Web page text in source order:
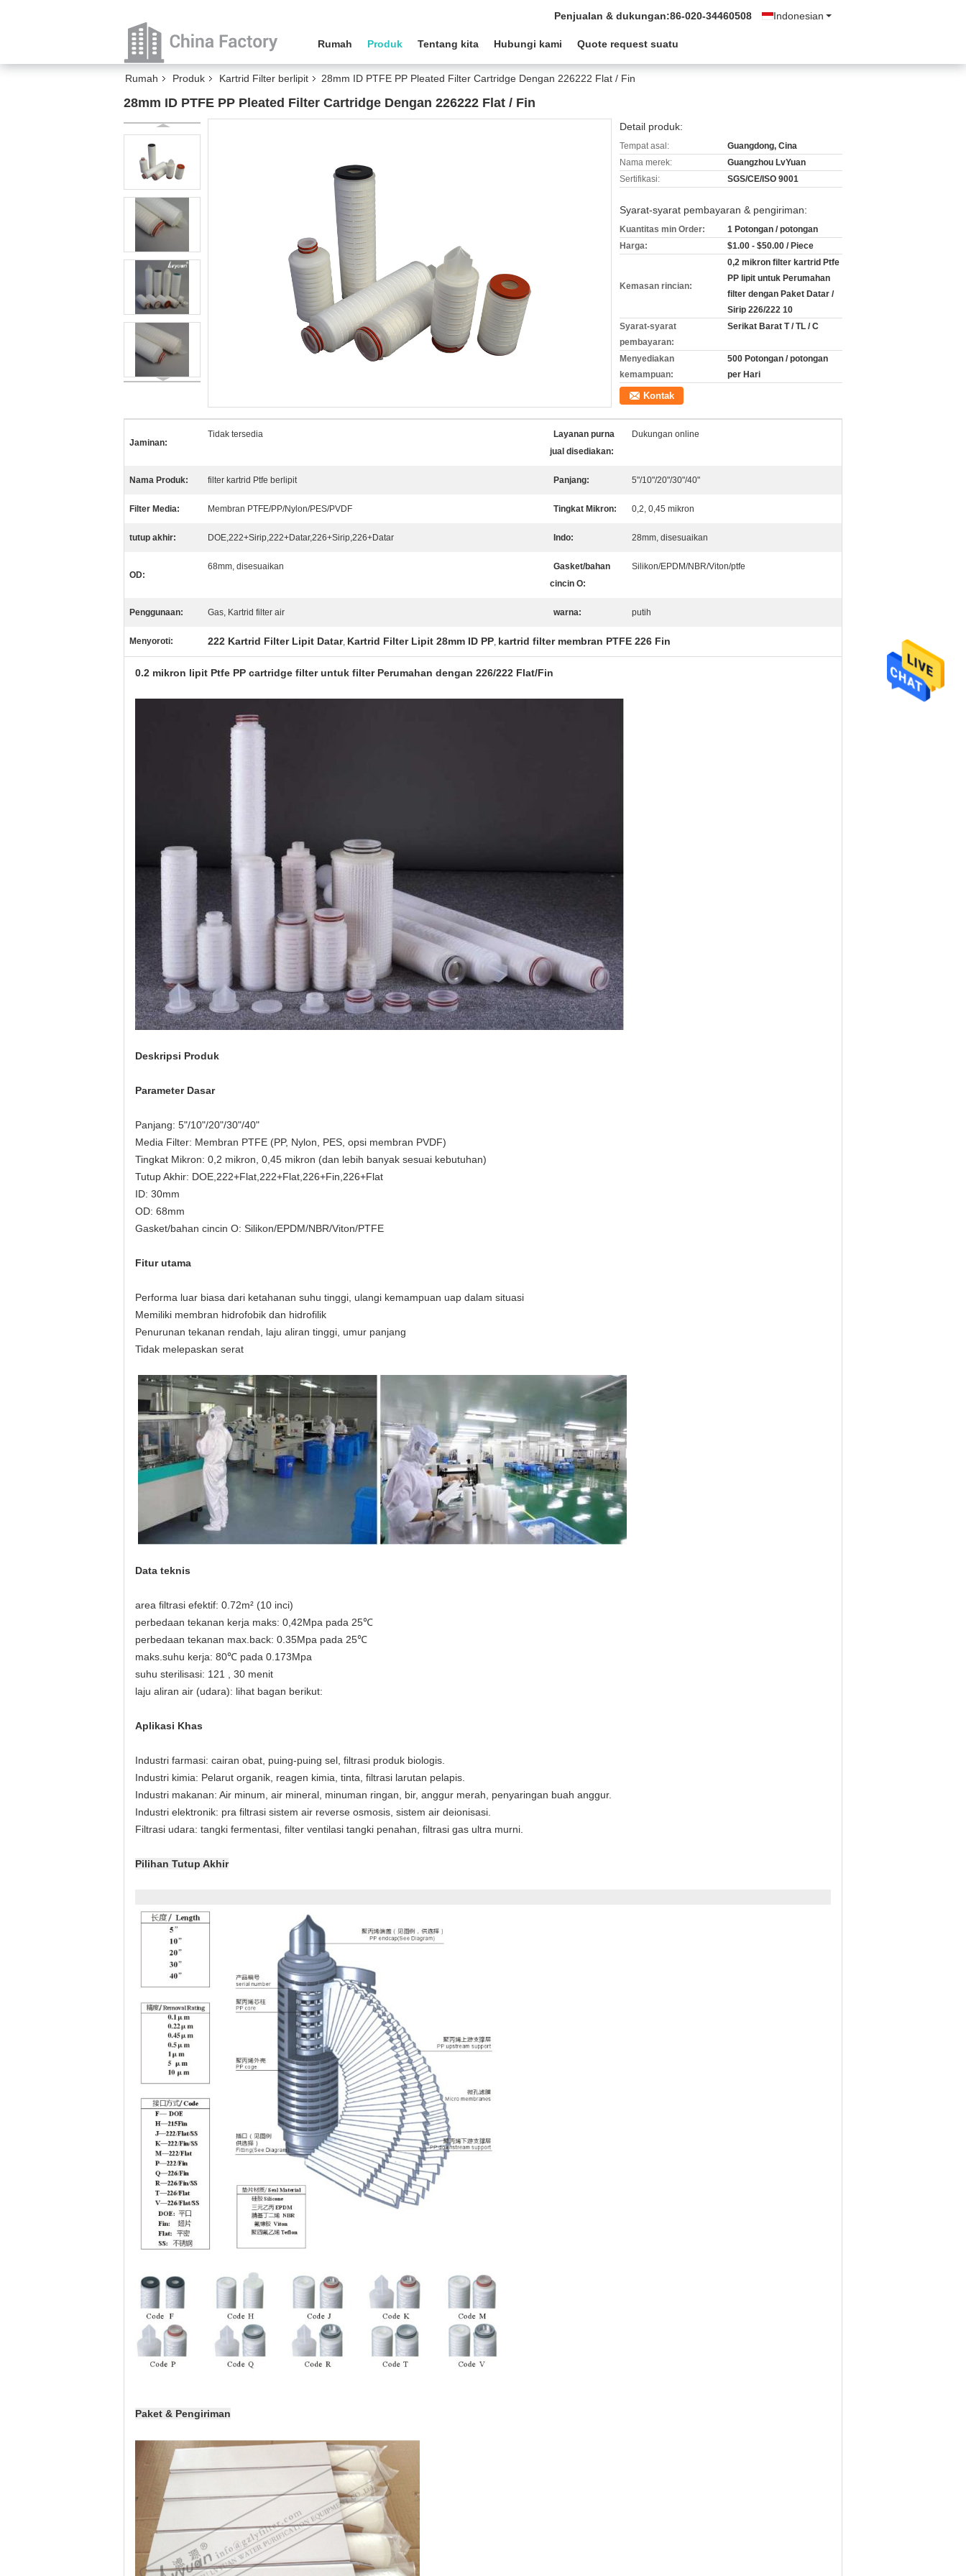
Indonesian
Penjualan & dukungan:86-020-34460508
Rumah Produk Tentang kita Hubungi kami Quote request suatu
Rumah Produk Kartrid Filter berlipit 28mm ID PTFE PP Pleated Filter Cartridge Dengan 226222 Flat / Fin
28mm ID PTFE PP Pleated Filter Cartridge Dengan 226222 Flat / Fin
Detail produk:
Tempat asal:
Guangdong, Cina
Nama merek:
Guangzhou LvYuan
Sertifikasi:
SGS/CE/ISO 9001
Syarat-syarat pembayaran & pengiriman:
Kuantitas min Order:
1 Potongan / potongan
Harga:
$1.00 - $50.00 / Piece
Kemasan rincian:
0,2 mikron filter kartrid Ptfe
PP lipit untuk Perumahan
filter dengan Paket Datar /
Sirip 226/222 10
Syarat-syarat
pembayaran:
Serikat Barat T / TL / C
Menyediakan
kemampuan:
500 Potongan / potongan
per Hari
Kontak
Jaminan:
Tidak tersedia
Layanan purna
jual disediakan:
Dukungan online
Nama Produk: filter kartrid Ptfe berlipit Panjang: 5"/10"/20"/30"/40"
Filter Media: Membran PTFE/PP/Nylon/PES/PVDF Tingkat Mikron: 0,2, 0,45 mikron
tutup akhir: DOE,222+Sirip,222+Datar,226+Sirip,226+Datar Indo: 28mm, disesuaikan
OD:
68mm, disesuaikan
Gasket/bahan
cincin O:
Silikon/EPDM/NBR/Viton/ptfe
Penggunaan: Gas, Kartrid filter air warna: putih
Menyoroti: 222 Kartrid Filter Lipit Datar, Kartrid Filter Lipit 28mm ID PP, kartrid filter membran PTFE 226 Fin
0.2 mikron lipit Ptfe PP cartridge filter untuk filter Perumahan dengan 226/222 Flat/Fin
Deskripsi Produk
Parameter Dasar
Panjang: 5"/10"/20"/30"/40"
Media Filter: Membran PTFE (PP, Nylon, PES, opsi membran PVDF)
Tingkat Mikron: 0,2 mikron, 0,45 mikron (dan lebih banyak sesuai kebutuhan)
Tutup Akhir: DOE,222+Flat,222+Flat,226+Fin,226+Flat
ID: 30mm
OD: 68mm
Gasket/bahan cincin O: Silikon/EPDM/NBR/Viton/PTFE
Fitur utama
Performa luar biasa dari ketahanan suhu tinggi, ulangi kemampuan uap dalam situasi
Memiliki membran hidrofobik dan hidrofilik
Penurunan tekanan rendah, laju aliran tinggi, umur panjang
Tidak melepaskan serat
Data teknis
area filtrasi efektif: 0.72m² (10 inci)
perbedaan tekanan kerja maks: 0,42Mpa pada 25℃
perbedaan tekanan max.back: 0.35Mpa pada 25℃
maks.suhu kerja: 80℃ pada 0.173Mpa
suhu sterilisasi: 121 , 30 menit
laju aliran air (udara): lihat bagan berikut:
Aplikasi Khas
Industri farmasi: cairan obat, puing-puing sel, filtrasi produk biologis.
Industri kimia: Pelarut organik, reagen kimia, tinta, filtrasi larutan pelapis.
Industri makanan: Air minum, air mineral, minuman ringan, bir, anggur merah, penyaringan buah anggur.
Industri elektronik: pra filtrasi sistem air reverse osmosis, sistem air deionisasi.
Filtrasi udara: tangki fermentasi, filter ventilasi tangki penahan, filtrasi gas ultra murni.
Pilihan Tutup Akhir
Paket & Pengiriman